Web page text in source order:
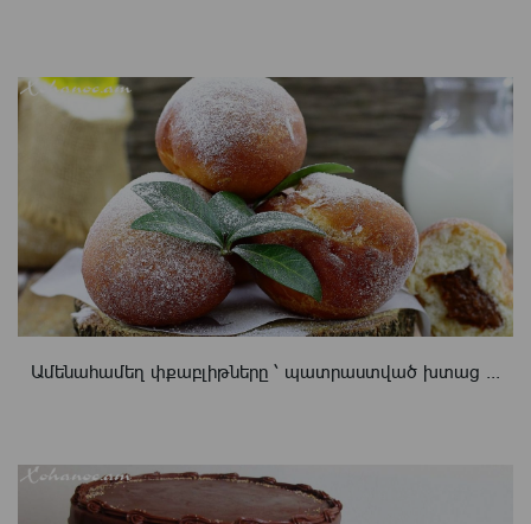
Ամենահամեղ փքաբլիթները ՝ պատրաստված խտաց ...